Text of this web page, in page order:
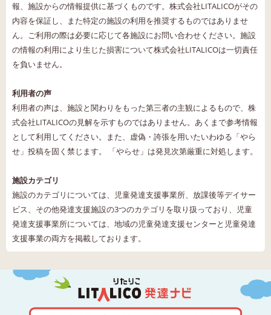
報、施設からの情報提供に基づくものです。株式会社LITALICOがその
内容を保証し、また特定の施設の利用を推奨するものではありませ
ん。ご利用の際は必要に応じて各施設にお問い合わせください。施設
の情報の利用により生じた損害について株式会社LITALICOは一切責任
を負いません。
利用者の声
利用者の声は、施設と関わりをもった第三者の主観によるもので、株
式会社LITALICOの見解を示すものではありません。あくまで参考情報
として利用してください。また、虚偽・誇張を用いたいわゆる「やら
せ」投稿を固く禁じます。 「やらせ」は発見次第厳重に対処します。
施設カテゴリ
施設のカテゴリについては、児童発達支援事業所、放課後等デイサー
ビス、その他発達支援施設の3つのカテゴリを取り扱っており、児童
発達支援事業所については、地域の児童発達支援センターと児童発達
支援事業の両方を掲載しております。